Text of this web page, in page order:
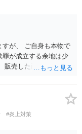
が、 ご自身も本物で
が成立する余地は少
販売した商品や販売に
ご不安ということで
も選択肢の一つだと
#炎上対策